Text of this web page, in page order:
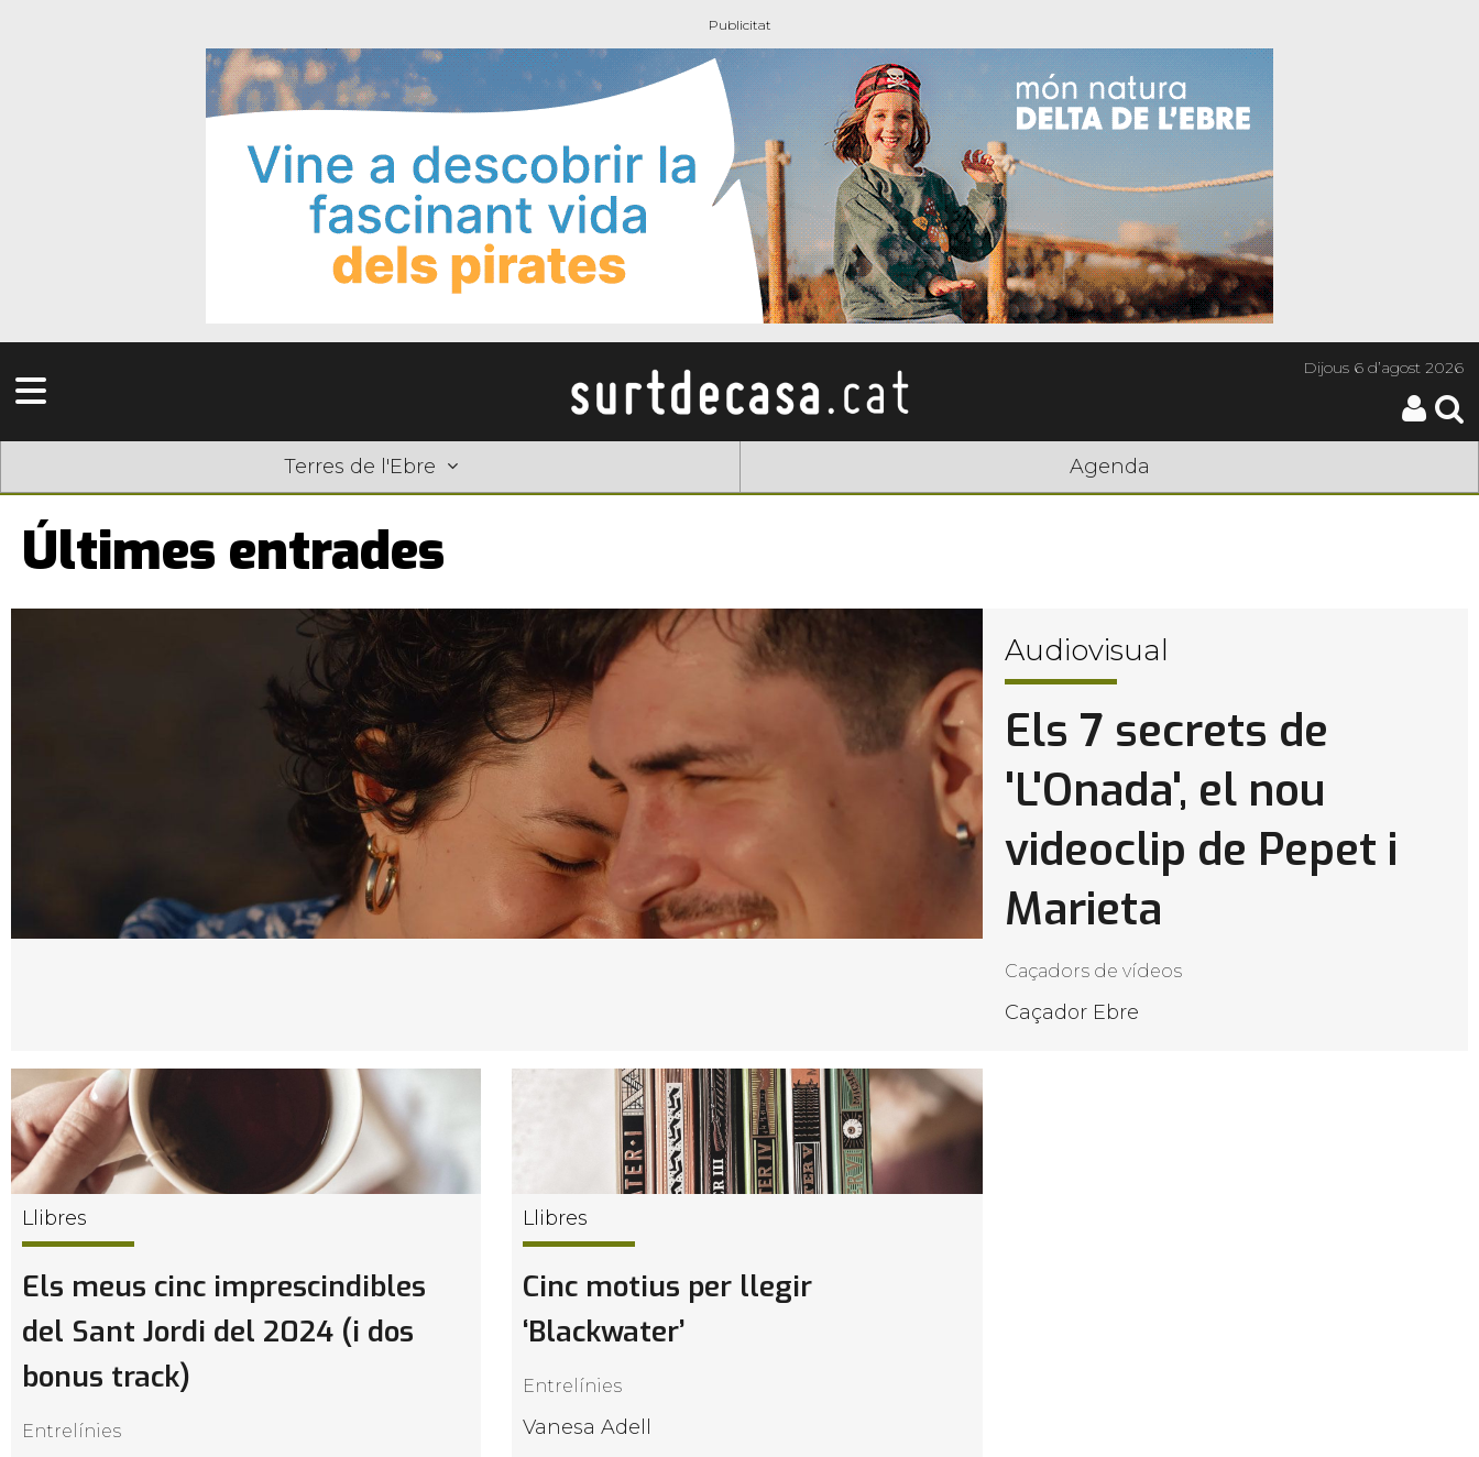
Dijous6 d’agost 2026
Terres de l'Ebre Agenda
Últimes entrades
Audiovisual
Els 7 secrets de
'L'Onada', el nou
videoclip de Pepet i
Marieta
Caçadors de vídeos
Caçador Ebre
Llibres
Cinc motius per llegir
‘Blackwater’
Entrelínies
Vanesa Adell
Llibres
Els meus cinc imprescindibles
del Sant Jordi del 2024 (i dos
bonus track)
Entrelínies